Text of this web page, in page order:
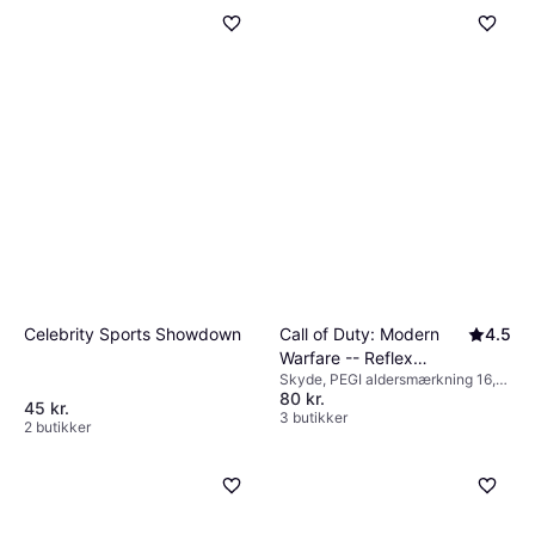
Celebrity Sports Showdown
45 kr.
2 butikker
Call of Duty: Modern
Warfare -- Reflex
Edition (Wii)
4.5
Skyde, PEGI aldersmærkning 16,
18
80 kr.
3 butikker